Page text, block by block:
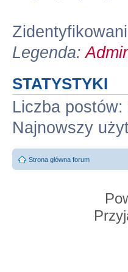
Legenda:
STATYSTYKI
Liczba postów:
Najnowszy
Strona główna forum